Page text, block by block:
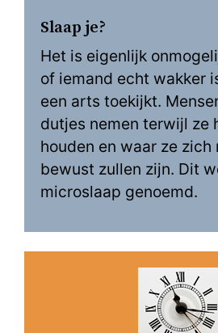
Slaap je?
Het is eigenlijk
of iemand echt wakker
een arts toekijkt.
dutjes nemen terwijl ze
houden en waar ze zich
bewust zullen zijn. Dit
microslaap genoemd.